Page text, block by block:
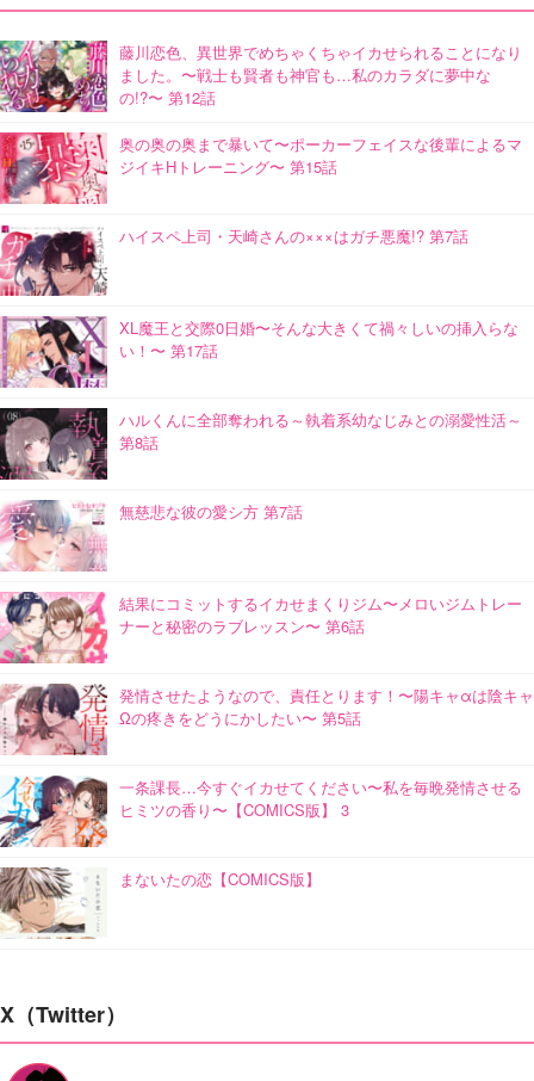
藤川恋色、異世界でめちゃくちゃイカせられることになり
ました。〜戦士も賢者も神官も…私のカラダに夢中な
の!?〜 第12話
奥の奥の奥まで暴いて〜ポーカーフェイスな後輩によるマ
ジイキHトレーニング〜 第15話
ハイスペ上司・天崎さんの×××はガチ悪魔!? 第7話
XL魔王と交際0日婚〜そんな大きくて禍々しいの挿入らな
い！〜 第17話
ハルくんに全部奪われる～執着系幼なじみとの溺愛性活～
第8話
無慈悲な彼の愛シ方 第7話
結果にコミットするイカせまくりジム〜メロいジムトレー
ナーと秘密のラブレッスン〜 第6話
発情させたようなので、責任とります！〜陽キャαは陰キャ
Ωの疼きをどうにかしたい〜 第5話
一条課長…今すぐイカせてください〜私を毎晩発情させる
ヒミツの香り〜【COMICS版】 3
まないたの恋【COMICS版】
X（Twitter）